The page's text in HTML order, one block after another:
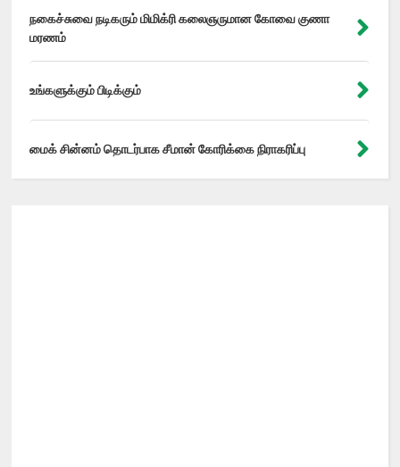
நகைச்சுவை நடிகரும் மிமிக்ரி கலைஞருமான கோவை குணா
மரணம்
உங்களுக்கும் பிடிக்கும்
மைக் சின்னம் தொடர்பாக சீமான் கோரிக்கை நிராகரிப்பு